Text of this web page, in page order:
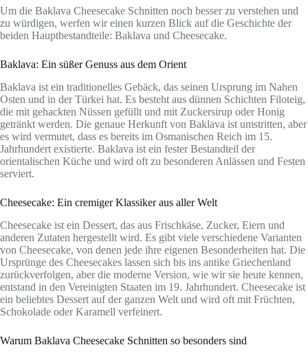
Um die Baklava Cheesecake Schnitten noch besser zu verstehen und
zu würdigen, werfen wir einen kurzen Blick auf die Geschichte der
beiden Hauptbestandteile: Baklava und Cheesecake.
Baklava: Ein süßer Genuss aus dem Orient
Baklava ist ein traditionelles Gebäck, das seinen Ursprung im Nahen
Osten und in der Türkei hat. Es besteht aus dünnen Schichten Filoteig,
die mit gehackten Nüssen gefüllt und mit Zuckersirup oder Honig
getränkt werden. Die genaue Herkunft von Baklava ist umstritten, aber
es wird vermutet, dass es bereits im Osmanischen Reich im 15.
Jahrhundert existierte. Baklava ist ein fester Bestandteil der
orientalischen Küche und wird oft zu besonderen Anlässen und Festen
serviert.
Cheesecake: Ein cremiger Klassiker aus aller Welt
Cheesecake ist ein Dessert, das aus Frischkäse, Zucker, Eiern und
anderen Zutaten hergestellt wird. Es gibt viele verschiedene Varianten
von Cheesecake, von denen jede ihre eigenen Besonderheiten hat. Die
Ursprünge des Cheesecakes lassen sich bis ins antike Griechenland
zurückverfolgen, aber die moderne Version, wie wir sie heute kennen,
entstand in den Vereinigten Staaten im 19. Jahrhundert. Cheesecake ist
ein beliebtes Dessert auf der ganzen Welt und wird oft mit Früchten,
Schokolade oder Karamell verfeinert.
Warum Baklava Cheesecake Schnitten so besonders sind